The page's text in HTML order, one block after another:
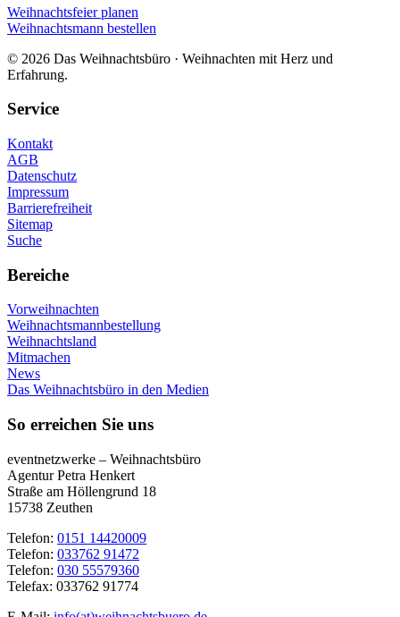
Weihnachtsfeier planen
Weihnachtsmann bestellen
© 2026 Das Weihnachtsbüro · Weihnachten mit Herz und
Erfahrung.
Service
Kontakt
AGB
Datenschutz
Impressum
Barrierefreiheit
Sitemap
Suche
Bereiche
Vorweihnachten
Weihnachtsmannbestellung
Weihnachtsland
Mitmachen
News
Das Weihnachtsbüro in den Medien
So erreichen Sie uns
eventnetzwerke – Weihnachtsbüro
Agentur Petra Henkert
Straße am Höllengrund 18
15738 Zeuthen
Telefon: 0151 14420009
Telefon: 033762 91472
Telefon: 030 55579360
Telefax: 033762 91774